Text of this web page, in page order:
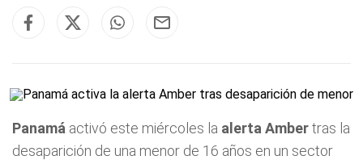
Panamá activó este miércoles la alerta Ambertras la
desaparición de una menor de 16 años en un sector